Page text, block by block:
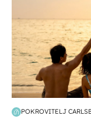
POKROVITELJ